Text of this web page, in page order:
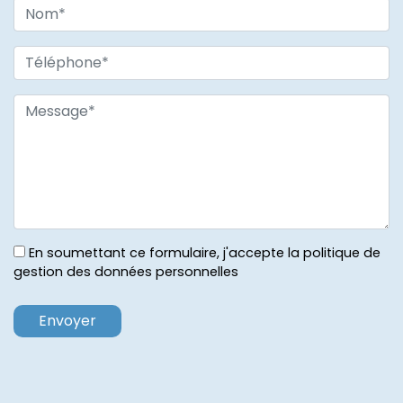
En soumettant ce formulaire, j'accepte la politique de
gestion des données personnelles